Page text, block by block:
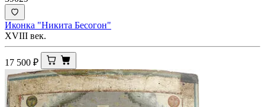
Иконка "Никита Бесогон"
XVIII век.
17 500 ₽